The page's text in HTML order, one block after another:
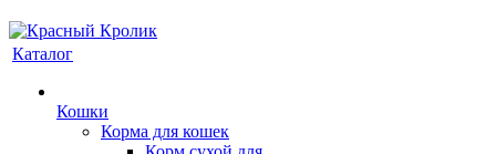
Каталог
Кошки
Корма для кошек